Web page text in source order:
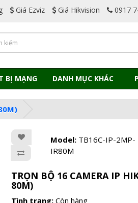
Giá Ezviz Giá Hikvision 0917
BỊ MẠNG DANH MỤC KHÁC
Model: TB16C-IP-2MP-
IR80M
TRỌN BỘ 16 CAMERA IP
80M)
Tình trạng: Còn hàng